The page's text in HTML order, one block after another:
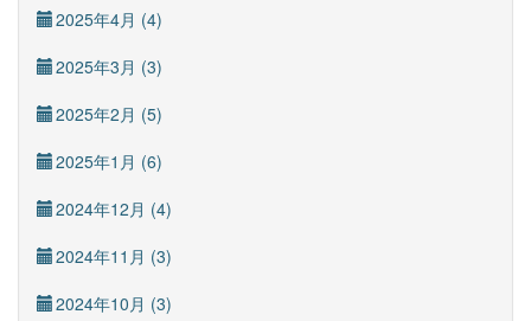
2025年4月 (4)
2025年3月 (3)
2025年2月 (5)
2025年1月 (6)
2024年12月 (4)
2024年11月 (3)
2024年10月 (3)